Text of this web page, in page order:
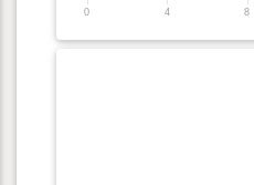
0 4 8